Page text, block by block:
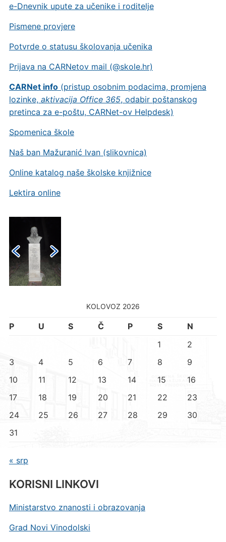
e-Dnevnik upute za učenike i roditelje
Pismene provjere
Potvrde o statusu školovanja učenika
Prijava na CARNetov mail (@skole.hr)
CARNet info(pristup osobnim podacima, promjena
lozinke, aktivacija Office 365, odabir poštanskog
pretinca za e-poštu, CARNet-ov Helpdesk)
Spomenica škole
Naš ban Mažuranić Ivan (slikovnica)
Online katalog naše školske knjižnice
Lektira online
KOLOVOZ 2026
P U S Č P S
N
1
2
3
4 5 6 7 8
9
10
11 12 13 14 15
16
17
18 19 20 21 22
23
24
25 26 27 28 29
30
31
« srp
KORISNI LINKOVI
Ministarstvo znanosti i obrazovanja
Grad Novi Vinodolski